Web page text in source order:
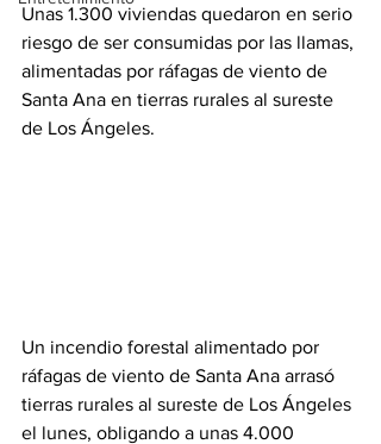
Unas 1.300 viviendas quedaron en serio
riesgo de ser consumidas por las llamas,
alimentadas por ráfagas de viento de
Santa Ana en tierras rurales al sureste
de Los Ángeles.
Un incendio forestal alimentado por
ráfagas de viento de Santa Ana arrasó
tierras rurales al sureste de Los Ángeles
el lunes, obligando a unas 4.000